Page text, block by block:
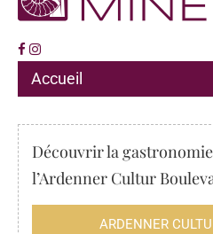
Accueil
BIJOUX
Découvrir la
l’Ardenner Cultur
ARDENNER